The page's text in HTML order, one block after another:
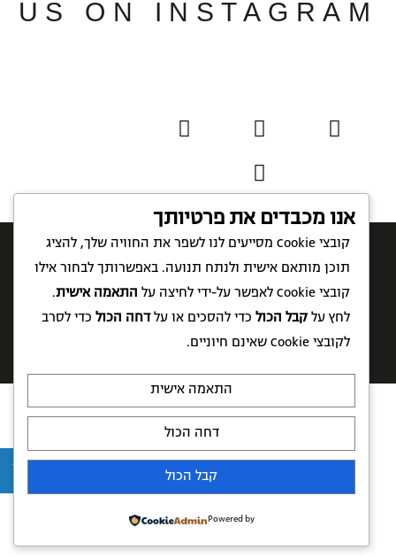
US ON INSTAGRAM
תקנון רכישת מוצרים תקנון אתר
אנו מכבדים את פרטיותך
קובצי Cookie מסייעים לנו לשפר את החוויה שלך, להציג
תוכן מותאם אישית ולנתח תנועה. באפשרותך לבחור אילו
קובצי Cookie לאפשר על-ידי לחיצה על
התאמה אישית.
לחץ על קבל הכולכדי להסכים או עלדחה הכולכדי לסרב
לקובצי Cookie שאינם חיוניים.
התאמה אישית
דחה הכול
קבל הכול
Powered by